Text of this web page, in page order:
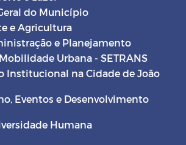
do Município
e Agricultura
e Planejamento
Urbana - SETRANS
Institucional na Cidade de João
Eventos e Desenvolvimento
Humana